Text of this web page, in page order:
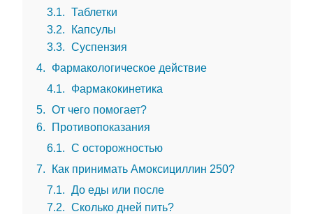
3.1
Таблетки
3.2
Капсулы
3.3
Суспензия
4
Фармакологическое действие
4.1
Фармакокинетика
5
От чего помогает?
6
Противопоказания
6.1
С осторожностью
7
Как принимать Амоксициллин 250?
7.1
До еды или после
7.2
Сколько дней пить?